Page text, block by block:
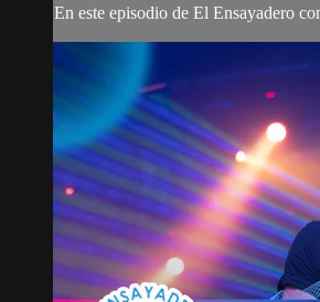
En este episodio de El Ensayadero